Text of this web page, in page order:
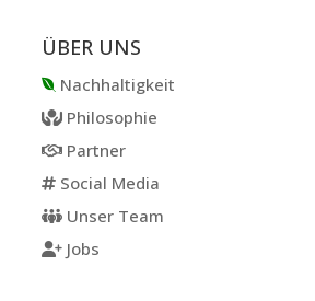
ÜBER UNS
Nachhaltigkeit
Philosophie
Partner
Social Media
Unser Team
Jobs